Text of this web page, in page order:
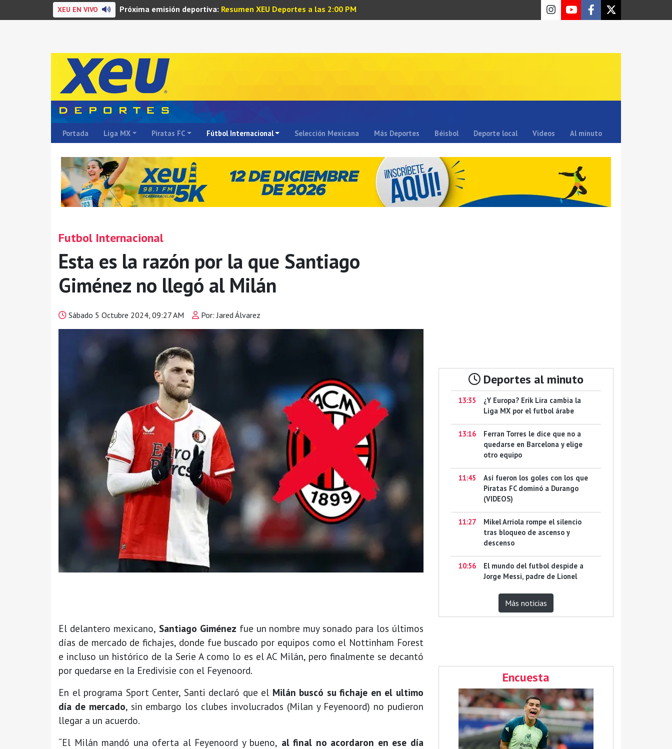
XEU EN VIVO Próxima emisión deportiva: Resumen XEU Deportes a las 2:00 PM
Portada Liga MX Piratas FC Fútbol Internacional Selección Mexicana Más Deportes Béisbol Deporte local Videos Al minuto
Futbol Internacional
Esta es la razón por la que Santiago
Giménez no llegó al Milán
Sábado 5 Octubre 2024, 09:27 AM Por: Jared Álvarez
El delantero mexicano, Santiago Giménez fue un nombre muy sonado para los últimos
días de mercado de fichajes, donde fue buscado por equipos como el Nottinham Forest
e incluso un histórico de la Serie A como lo es el AC Milán, pero finalmente se decantó
por quedarse en la Eredivisie con el Feyenoord.
En el programa Sport Center, Santi declaró que el Milán buscó su fichaje en el ultimo
día de mercado, sin embargo los clubes involucrados (Milan y Feyenoord) no pudieron
llegar a un acuerdo.
“El Milán mandó una oferta al Feyenoord y bueno, al final no acordaron en ese día
Deportes al minuto
13:35
¿Y Europa? Erik Lira cambia la
Liga MX por el futbol árabe
13:16
Ferran Torres le dice que no a
quedarse en Barcelona y elige
otro equipo
11:45
Así fueron los goles con los que
Piratas FC dominó a Durango
(VIDEOS)
11:27
Mikel Arriola rompe el silencio
tras bloqueo de ascenso y
descenso
10:56
El mundo del futbol despide a
Jorge Messi, padre de Lionel
Más noticias
Encuesta